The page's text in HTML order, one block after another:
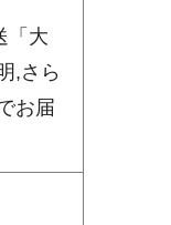
「大
,さら
お届